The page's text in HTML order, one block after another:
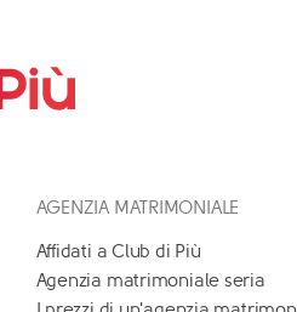
AGENZIA MATRIMONIALE
Affidati a Club di Più
Agenzia matrimoniale seria